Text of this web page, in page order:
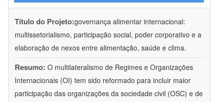
Título do Projeto:governança alimentar internacional:
multissetorialismo, participação social, poder corporativo e a
elaboração de nexos entre alimentação, saúde e clima.
Resumo: O multilateralismo de Regimes e Organizações
Internacionais (OI) tem sido reformado para incluir maior
participação das organizações da sociedade civil (OSC) e de